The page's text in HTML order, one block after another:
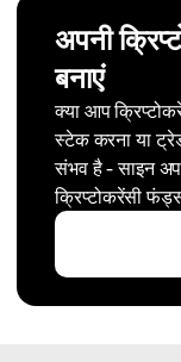
अपनी
बनाएं
क्या आप
स्टेक करना या
संभव है - साइन
क्रिप्टोकरेंसी